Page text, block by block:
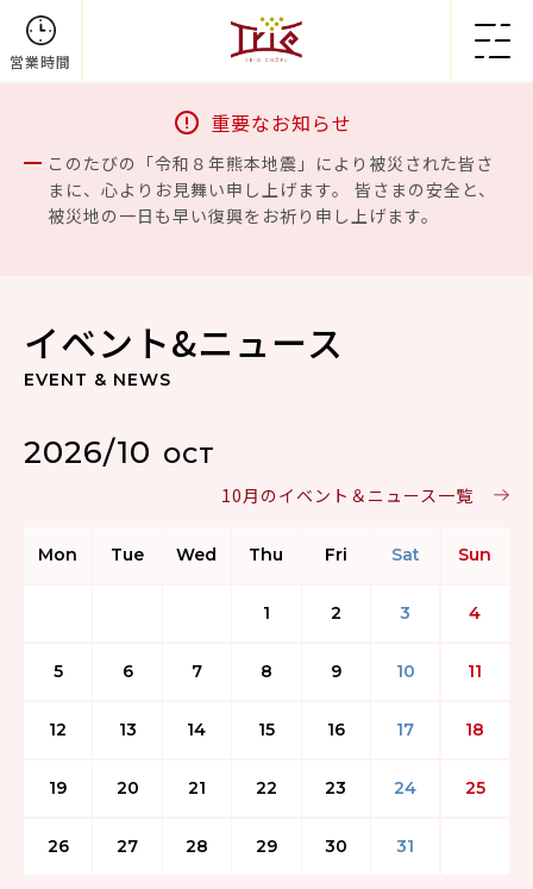
営業時間
重要なお知らせ
このたびの「令和８年熊本地震」により被災された皆さ
まに、心よりお見舞い申し上げます。 皆さまの安全と、
被災地の一日も早い復興をお祈り申し上げます。
イベント&ニュース
EVENT & NEWS
2026/10 OCT
10月のイベント＆ニュース一覧
Mon Tue Wed Thu Fri Sat Sun
1 2 3 4
5 6 7 8 9 10 11
12 13 14 15 16 17 18
19 20 21 22 23 24 25
26 27 28 29 30 31